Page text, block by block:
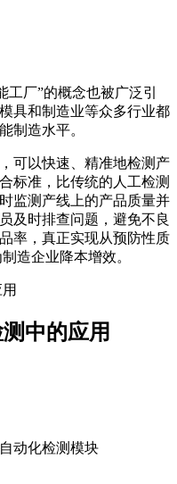
工厂”的概念也被广泛引
具和制造业等众多行业都
制造水平。
可以快速、精准地检测产
标准，比传统的人工检测
监测产线上的产品质量并
及时排查问题，避免不良
率，真正实现从预防性质
造企业降本增效。
中的应用
动化检测模块